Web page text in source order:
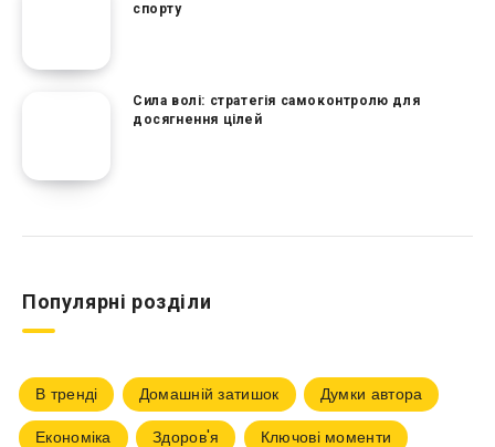
спорту
Сила волі: стратегія самоконтролю для
досягнення цілей
Популярні розділи
В тренді Домашній затишок
Думки автора
Економіка
Здоров'я
Ключові моменти